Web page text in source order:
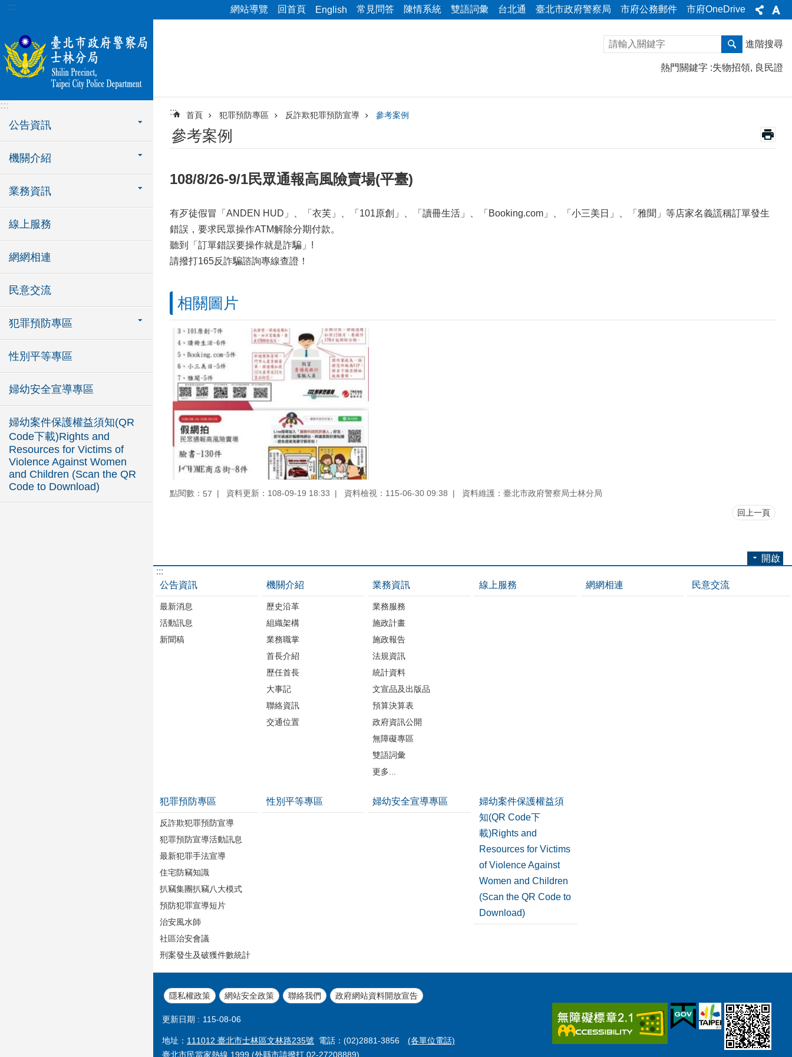
跳到主要內容區塊
::: 網站導覽 回首頁 English 常見問答 陳情系統 雙語詞彙 台北通 臺北市政府警察局 市府公務郵件 市府OneDrive
:::
公告資訊
機關介紹
業務資訊
線上服務
網網相連
民意交流
犯罪預防專區
性別平等專區
婦幼安全宣導專區
婦幼案件保護權益須知(QR
Code下載)Rights and
Resources for Victims of
Violence Against Women
and Children (Scan the QR
Code to Download)
進階搜尋
熱門關鍵字 失物招領 良民證
::: 首頁 犯罪預防專區 反詐欺犯罪預防宣導 參考案例
參考案例
108/8/26-9/1民眾通報高風險賣場(平臺)
有歹徒假冒「ANDEN HUD」、「衣芙」、「101原創」、「讀冊生活」、「Booking.com」、「小三美日」、「雅聞」等店家名義謊稱訂單發生
錯誤，要求民眾操作ATM解除分期付款。
聽到「訂單錯誤要操作就是詐騙」!
請撥打165反詐騙諮詢專線查證！
相關圖片
點閱數： 57 資料更新：108-09-19 18:33 資料檢視：115-06-30 09:38 資料維護：臺北市政府警察局士林分局
回上一頁
開啟
:::
公告資訊
最新消息
活動訊息
新聞稿
機關介紹
歷史沿革
組織架構
業務職掌
首長介紹
歷任首長
大事記
聯絡資訊
交通位置
業務資訊
業務服務
施政計畫
施政報告
法規資訊
統計資料
文宣品及出版品
預算決算表
政府資訊公開
無障礙專區
雙語詞彙
更多...
線上服務 網網相連 民意交流
犯罪預防專區
反詐欺犯罪預防宣導
犯罪預防宣導活動訊息
最新犯罪手法宣導
住宅防竊知識
扒竊集團扒竊八大模式
預防犯罪宣導短片
治安風水師
社區治安會議
刑案發生及破獲件數統計
性別平等專區 婦幼安全宣導專區
婦幼案件保護權益須
知(QR Code下
載)Rights and
Resources for Victims
of Violence Against
Women and Children
(Scan the QR Code to
Download)
隱私權政策 網站安全政策 聯絡我們 政府網站資料開放宣告
更新日期 115-08-06
地址： 111012 臺北市士林區文林路235號 電話：(02)2881-3856 (各單位電話)
臺北市民當家熱線 1999 (外縣市請撥打 02-27208889)